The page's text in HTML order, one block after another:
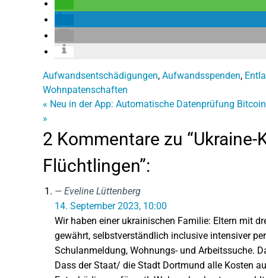
Aufwandsentschädigungen, Aufwandsspenden,
Wohnpatenschaften
« Neu in der App: Automatische Datenprüfung
»
2 Kommentare zu
Flüchtlingen”:
Eveline Lüttenberg
14. September 2023, 10:00
Wir haben einer ukrainischen Familie: Eltern mit
gewährt, selbstverständlich inclusive intensiver
Schulanmeldung, Wohnungs- und Arbeitssuche.
Dass der Staat/ die Stadt Dortmund alle Kosten